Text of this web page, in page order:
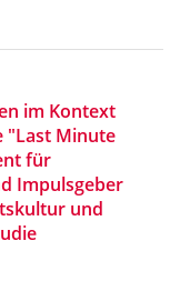
im Kontext
"Last Minute
für
Impulsgeber
und